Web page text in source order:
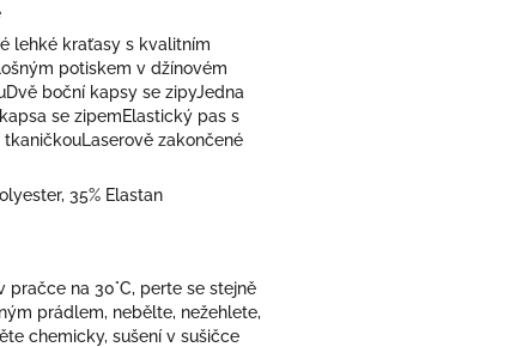
lehké kraťasy s kvalitním
potiskem v džínovém
boční kapsy se zipyJedna
se zipemElastický pas s
tkaničkouLaserově zakončené
35% Elastan
pračce na 30°C, perte se stejně
prádlem, nebělte, nežehlete,
chemicky, sušení v sušičce